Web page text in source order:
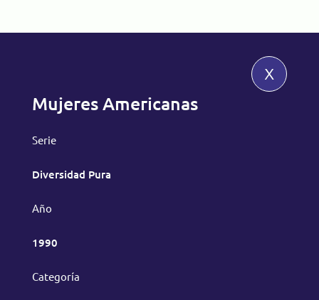
x
Mujeres Americanas
Serie
Diversidad Pura
Año
1990
Categoría